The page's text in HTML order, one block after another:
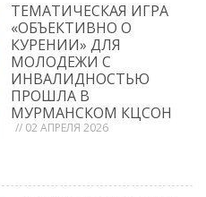
ТЕМАТИЧЕСКАЯ ИГРА
«ОБЪЕКТИВНО О
КУРЕНИИ» ДЛЯ
МОЛОДЕЖИ С
ИНВАЛИДНОСТЬЮ
ПРОШЛА В
МУРМАНСКОМ КЦСОН
// 02 АПРЕЛЯ 2026